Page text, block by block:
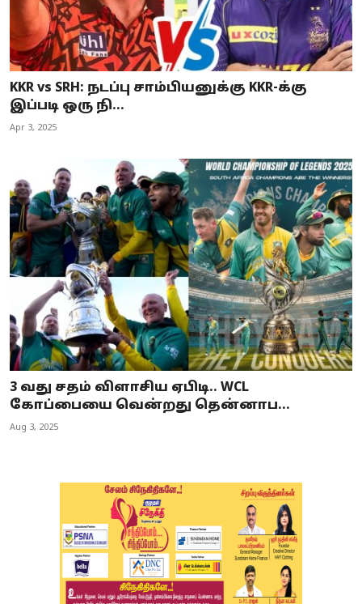
KKR vs SRH: நடப்பு சாம்பியனுக்கு KKR-க்கு
இப்படி ஒரு நி...
Apr 3, 2025
3 வது சதம் விளாசிய ஏபிடி.. WCL
கோப்பையை வென்றது தென்னாப...
Aug 3, 2025